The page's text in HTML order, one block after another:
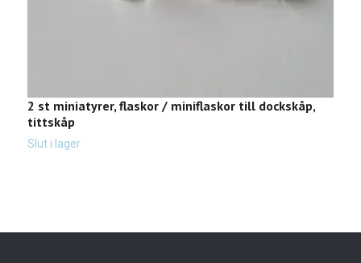
2 st miniatyrer, flaskor / miniflaskor till dockskåp,
tittskåp
Slut i lager